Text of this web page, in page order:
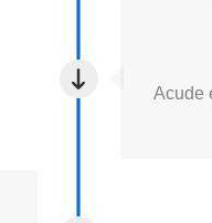
Acude